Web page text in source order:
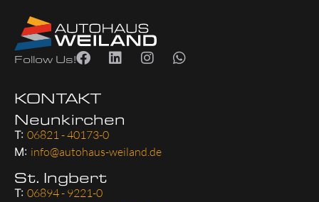
Follow Us!
KONTAKT
Neunkirchen
T: 06821 - 40173-0
M: info@autohaus-weiland.de
St. Ingbert
T: 06894 - 9221-0